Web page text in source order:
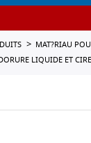
MAT?RIAU
LIQUIDE ET